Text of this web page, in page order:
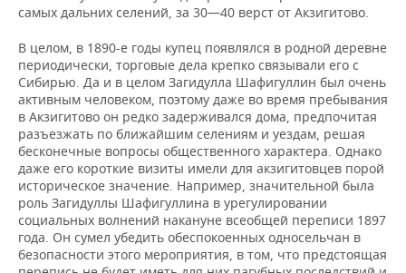
самых дальних селений, за 30—40 верст от Акзигитово.
В целом, в 1890-е годы купец появлялся в родной деревне
периодически, торговые дела крепко связывали его с
Сибирью. Да и в целом Загидулла Шафигуллин был очень
активным человеком, поэтому даже во время пребывания
в Акзигитово он редко задерживался дома, предпочитая
разъезжать по ближайшим селениям и уездам, решая
бесконечные вопросы общественного характера. Однако
даже его короткие визиты имели для акзигитовцев порой
историческое значение. Например, значительной была
роль Загидуллы Шафигуллина в урегулировании
социальных волнений накануне всеобщей переписи 1897
года. Он сумел убедить обеспокоенных односельчан в
безопасности этого мероприятия, в том, что предстоящая